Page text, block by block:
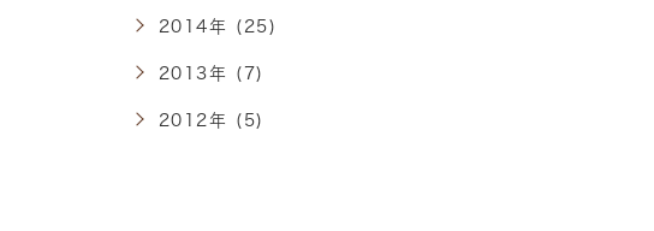
2014年 (25)
2013年 (7)
2012年 (5)